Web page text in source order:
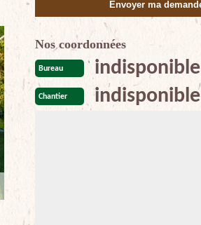
Nos coordonnées
Bureau indisponible
Chantier indisponible